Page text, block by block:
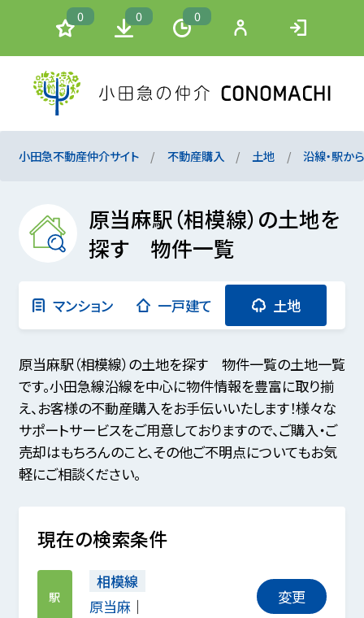
0 0 0
小田急不動産仲介サイト 不動産購入 土地 沿線・駅か
原当麻駅（相模線）の土地を
探す 物件一覧
マンション 一戸建て 土地
原当麻駅（相模線）の土地を探す 物件一覧の土地一覧
です。小田急線沿線を中心に物件情報を豊富に取り揃
え、お客様の不動産購入をお手伝いいたします！様々な
サポートサービスをご用意しておりますので、ご購入・ご
売却はもちろんのこと、その他ご不明点についてもお気
軽にご相談ください。
現在の検索条件
駅
相模線
原当麻
変更